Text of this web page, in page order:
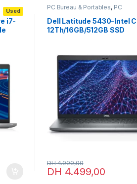
Used
i7-
PC Bureau & Portables, PC
professionnels
Dell Latitude 5430-Intel
12Th/16GB/512GB SSD
DH 4.499,00
DH4.999,00